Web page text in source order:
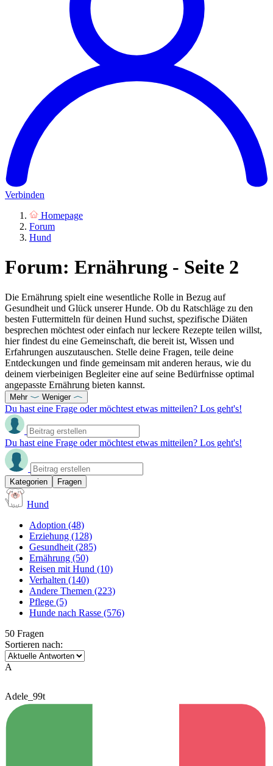
Verbinden
Homepage
Forum
Hund
Forum: Ernährung - Seite 2
Die Ernährung spielt eine wesentliche Rolle in Bezug auf
Gesundheit und Glück unserer Hunde. Ob du Ratschläge zu den
besten Futtermitteln für deinen Hund suchst, spezifische Diäten
besprechen möchtest oder einfach nur leckere Rezepte teilen willst,
hier findest du eine Gemeinschaft, die bereit ist, Wissen und
Erfahrungen auszutauschen. Stelle deine Fragen, teile deine
Entdeckungen und finde gemeinsam mit anderen heraus, wie du
deinem vierbeinigen Begleiter eine auf seine Bedürfnisse optimal
angepasste Ernährung bieten kannst.
Mehr Weniger
Du hast eine Frage oder möchtest etwas mitteilen? Los geht's!
Du hast eine Frage oder möchtest etwas mitteilen? Los geht's!
Kategorien Fragen
Hund
Adoption (48)
Erziehung (128)
Gesundheit (285)
Ernährung (50)
Reisen mit Hund (10)
Verhalten (140)
Andere Themen (223)
Pflege (5)
Hunde nach Rasse (576)
50 Fragen
Sortieren nach:
A
Adele_99t